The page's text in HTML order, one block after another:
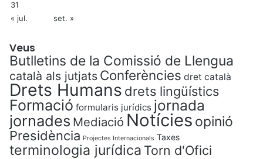
31
« jul.
set. »
Veus
Butlletins de la Comissió de Llengua
català als jutjats Conferències dret català
Drets Humans drets lingüístics
Formació formularis jurídics jornada
jornades Mediació Notícies opinió
Presidència Projectes Internacionals Taxes
terminologia jurídica Torn d'Ofici